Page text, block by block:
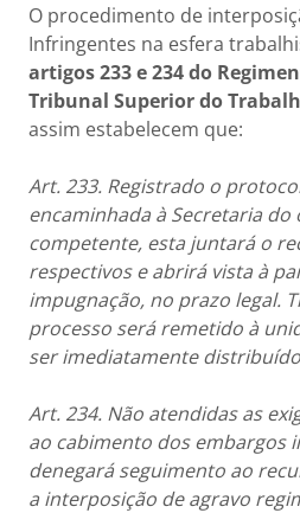
O procedimento de
Infringentes na esfera
artigos 233 e 234 do
Tribunal Superior do
assim estabelecem que:
Art. 233. Registrado o
encaminhada à Secretaria
competente, esta juntará o
respectivos e abrirá vista à
impugnação, no prazo legal.
processo será remetido à
ser imediatamente
Art. 234. Não atendidas as
ao cabimento dos embargos
denegará seguimento ao
a interposição de agravo